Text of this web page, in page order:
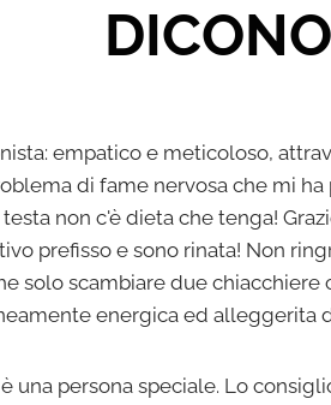
empatico e meticoloso,
di fame nervosa che mi
non c'è dieta che tenga!
prefisso e sono rinata! Non
solo scambiare due
energica ed alleggerita
una persona speciale. Lo